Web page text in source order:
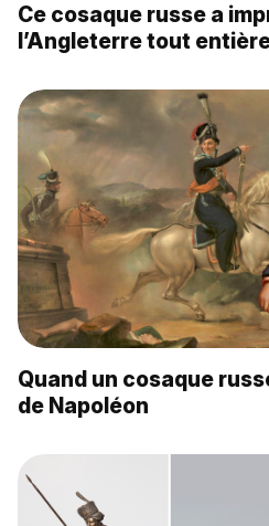
Ce cosaque russe a
l’Angleterre tout
Quand un cosaque
de Napoléon